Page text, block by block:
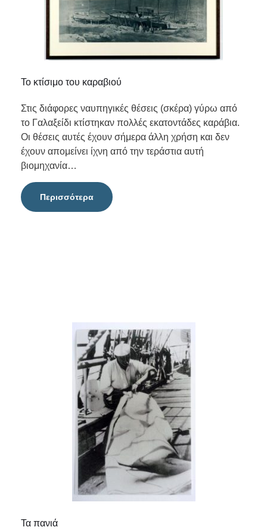
Το κτίσιμο του καραβιού
Στις διάφορες ναυπηγικές θέσεις (σκέρα) γύρω από
το Γαλαξείδι κτίστηκαν πολλές εκατοντάδες καράβια.
Οι θέσεις αυτές έχουν σήμερα άλλη χρήση και δεν
έχουν απομείνει ίχνη από την τεράστια αυτή
βιομηχανία…
Περισσότερα
Τα πανιά